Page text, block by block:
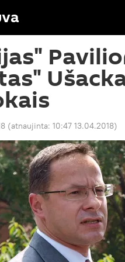
(atnaujinta: 10:47 13.04.2018)